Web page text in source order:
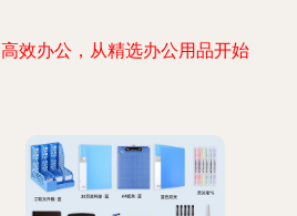
高效办公，从精选办公用品开始